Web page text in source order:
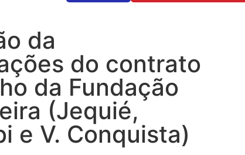
da
do contrato
da Fundação
(Jequié,
e V. Conquista)